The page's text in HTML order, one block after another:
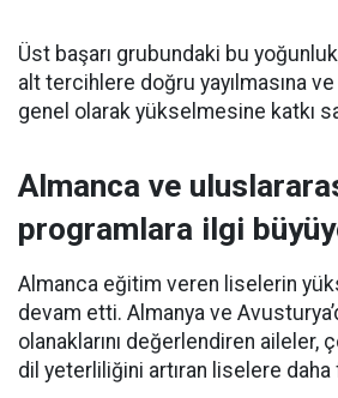
Üst başarı grubundaki bu
alt tercihlere doğru yayılmasına ve
genel olarak yükselmesine katkı
Almanca ve
programlara ilgi
Almanca eğitim veren liselerin
devam etti. Almanya ve
olanaklarını değerlendiren aileler,
dil yeterliliğini artıran liselere